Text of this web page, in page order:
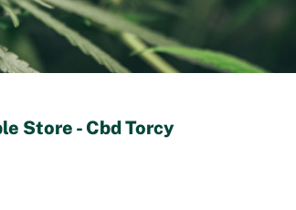
Store - Cbd Torcy